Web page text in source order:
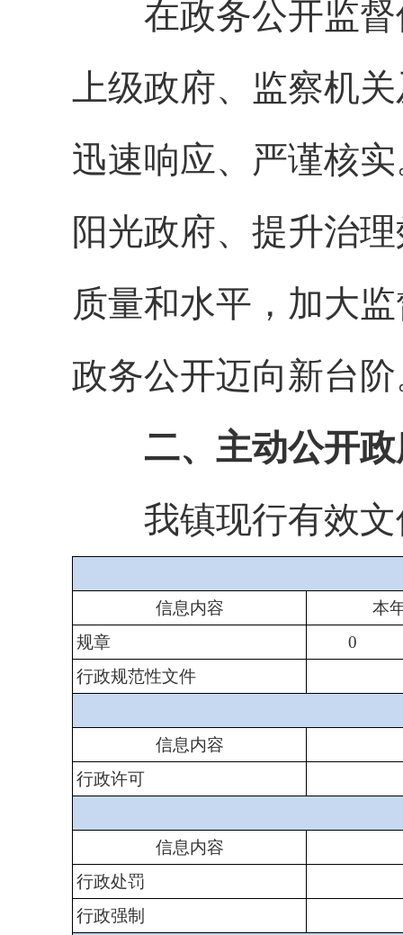
在政务公开监督
上级政府、监察机
迅速响应、严谨核
阳光政府、提升治
质量和水平，加大
政务公开迈向新台
二、主动公开
我镇现行有效文
信息内容
本
规章
0
行政规范性文件
信息内容
行政许可
信息内容
行政处罚
行政强制